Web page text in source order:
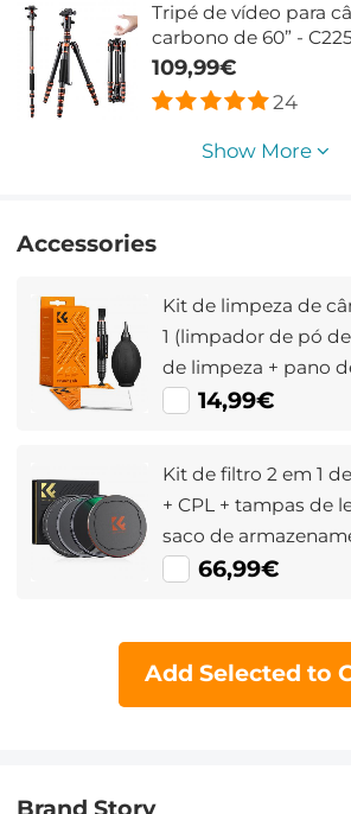
Tripé de vídeo para
carbono de 60” -
(modelo antigo BA225)
109,99€
24
Show More
Accessories
Kit de limpeza de
1 (limpador de pó
de limpeza + pano
macrofibra)
14,99€
Kit de filtro 2 em 1
+ CPL + tampas de
saco de
prova d'água /
66,99€
Add Selected to
Brand Story